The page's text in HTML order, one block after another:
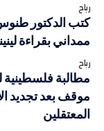
رباح
كتب الدكتور
ممداني بقراءة
رباح
مطالبة فلسطينية
موقف بعد تجديد
المعتقلين